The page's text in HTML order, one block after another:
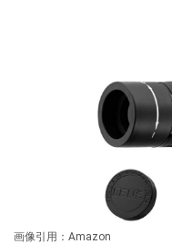
画像引用：Amazon